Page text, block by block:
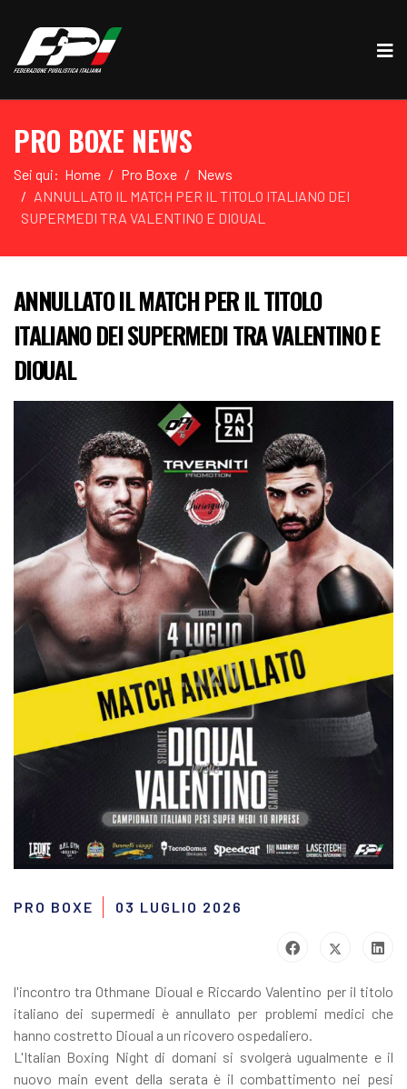
PRO BOXE NEWS
Sei qui: Home Pro Boxe
News
ANNULLATO IL MATCH PER IL TITOLO ITALIANO DEI
SUPERMEDI TRA VALENTINO E DIOUAL
ANNULLATO IL MATCH PER IL TITOLO
ITALIANO DEI SUPERMEDI TRA VALENTINO E
DIOUAL
PRO BOXE 03 LUGLIO 2026
l'incontro tra Othmane Dioual e Riccardo Valentino per il titolo
italiano dei supermedi è annullato per problemi medici che
hanno costretto Dioual a un ricovero ospedaliero.
L'Italian Boxing Night di domani si svolgerà ugualmente e il
nuovo main event della serata è il combattimento nei pesi